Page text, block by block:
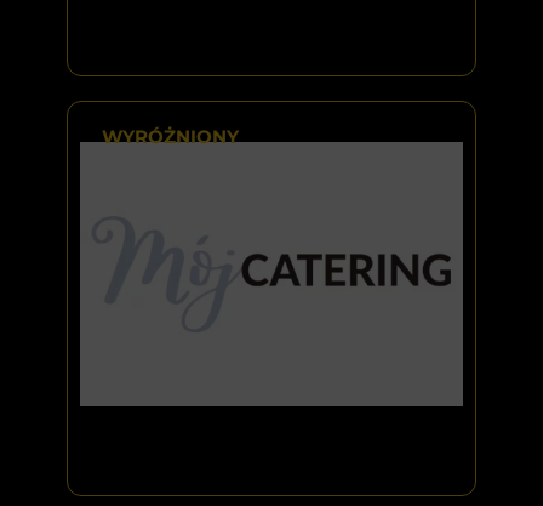
WYRÓŻNIONY